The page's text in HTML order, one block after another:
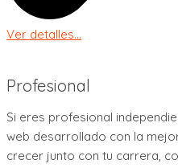
Ver detalles...
Profesional
Si eres profesional
web desarrollado con la
crecer junto con tu carrera,